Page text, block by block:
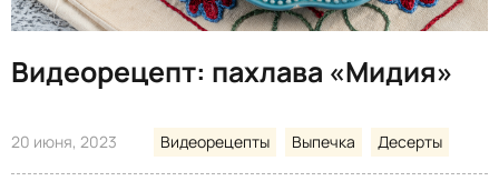
Видеорецепт: пахлава «Мидия»
20 июня, 2023 Видеорецепты Выпечка Десерты